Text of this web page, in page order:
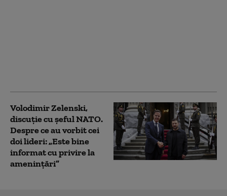
Volodimir Zelenski,
discuție cu șeful NATO.
Despre ce au vorbit cei
doi lideri: „Este bine
informat cu privire la
amenințări”